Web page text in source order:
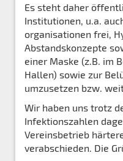
Es steht daher
Institutionen, u.a.
organisationen frei,
Abstandskonzepte
einer Maske (z.B. im
Hallen) sowie zur
umzusetzen bzw.
Wir haben uns trotz
Infektionszahlen
Vereinsbetrieb
verabschieden. Die